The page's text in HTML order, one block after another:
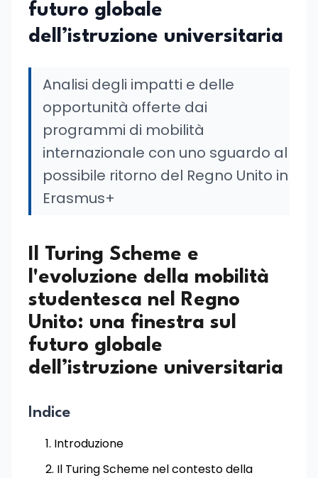
futuro globale
dell’istruzione universitaria
Analisi degli impatti e delle
opportunità offerte dai
programmi di mobilità
internazionale con uno sguardo al
possibile ritorno del Regno Unito in
Erasmus+
Il Turing Scheme e
l'evoluzione della mobilità
studentesca nel Regno
Unito: una finestra sul
futuro globale
dell’istruzione universitaria
Indice
Introduzione
Il Turing Scheme nel contesto della